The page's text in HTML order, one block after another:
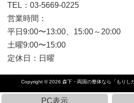
TEL：03-5669-0225
営業時間：
平日9:00〜13:00、15:00～20:00
土曜9:00〜15:00
定休日：日曜
Copyright © 2026 森下・両国の整体なら「もりし
PC表示